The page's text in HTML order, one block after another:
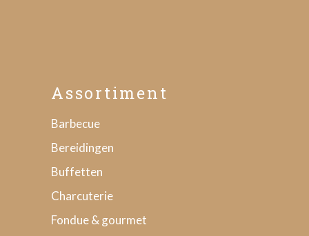
Assortiment
Barbecue
Bereidingen
Buffetten
Charcuterie
Fondue & gourmet